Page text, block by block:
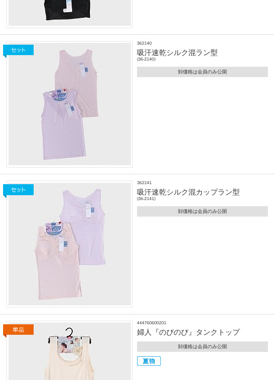
362140
吸汗速乾シルク混ラン型
(36-2140)
卸価格は会員のみ公開
362141
吸汗速乾シルク混カップラン型
(36-2141)
卸価格は会員のみ公開
444760600201
婦人『のびのび』タンクトップ
卸価格は会員のみ公開